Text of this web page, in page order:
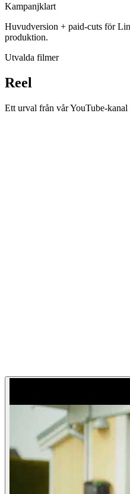
Kampanjklart
Huvudversion + paid-cuts för
produktion.
Utvalda filmer
Reel
Ett urval från vår YouTube-